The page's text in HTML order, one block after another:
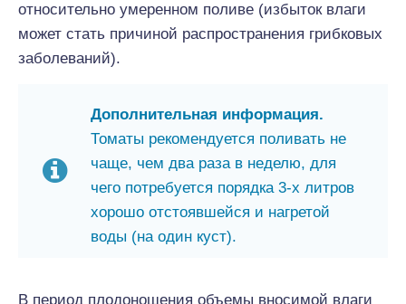
относительно умеренном поливе (избыток влаги
может стать причиной распространения грибковых
заболеваний).
Дополнительная информация.
Томаты рекомендуется поливать не
чаще, чем два раза в неделю, для
чего потребуется порядка 3-х литров
хорошо отстоявшейся и нагретой
воды (на один куст).
В период плодоношения объемы вносимой влаги